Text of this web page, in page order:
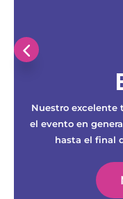
Nuestro excelente
el evento en
hasta el final